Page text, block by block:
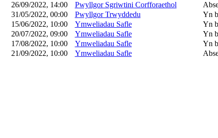
26/09/2022, 14:00
Pwyllgor Sgriwtini Corfforaethol
31/05/2022, 00:00
Pwyllgor Trwyddedu
Yn
15/06/2022, 10:00
Ymweliadau Safle
Yn
20/07/2022, 09:00
Ymweliadau Safle
Yn
17/08/2022, 10:00
Ymweliadau Safle
Yn
21/09/2022, 10:00
Ymweliadau Safle